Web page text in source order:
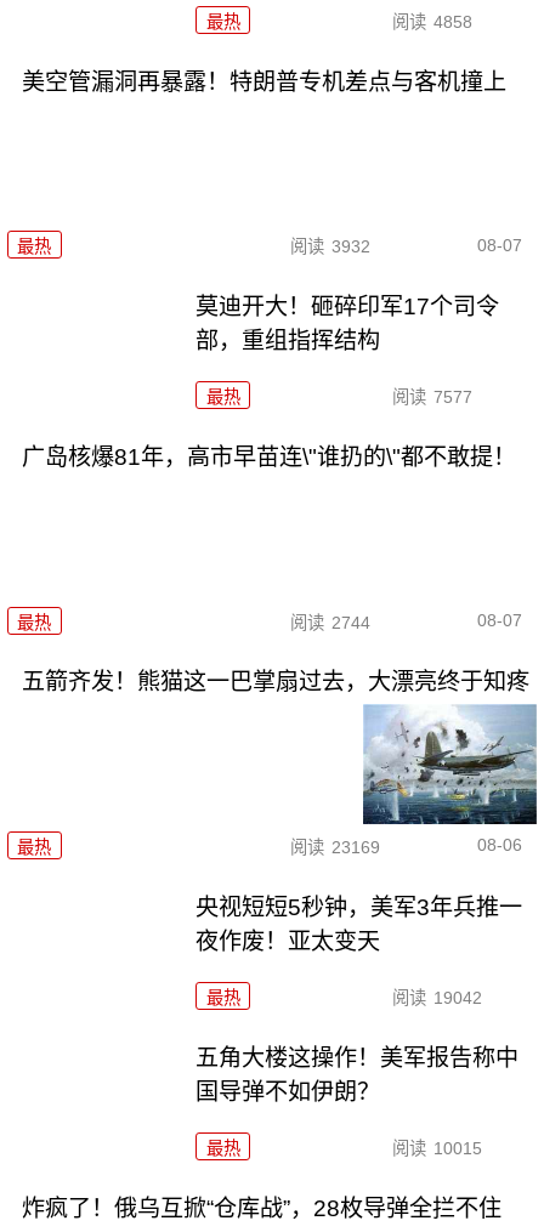
最热 阅读 4858
美空管漏洞再暴露！特朗普专机差点与客机撞上
最热 阅读 3932 08-07
莫迪开大！砸碎印军17个司令
部，重组指挥结构
最热 阅读 7577
广岛核爆81年，高市早苗连\"谁扔的\"都不敢提！
最热 阅读 2744 08-07
五箭齐发！熊猫这一巴掌扇过去，大漂亮终于知疼
最热 阅读 23169 08-06
央视短短5秒钟，美军3年兵推一
夜作废！亚太变天
最热 阅读 19042
五角大楼这操作！美军报告称中
国导弹不如伊朗？
最热 阅读 10015
炸疯了！俄乌互掀“仓库战”，28枚导弹全拦不住